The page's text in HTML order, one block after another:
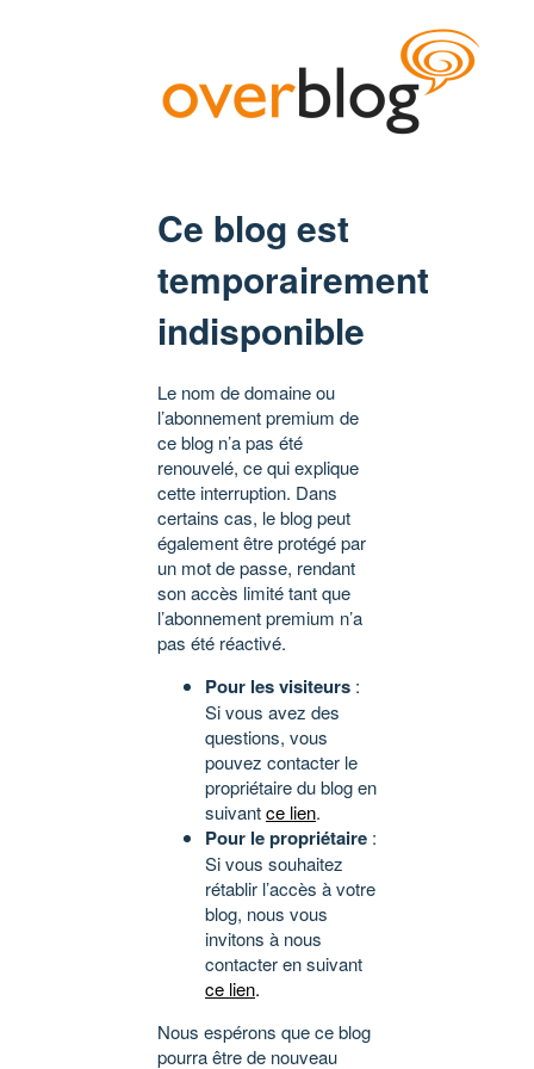
Ce blog est
temporairement
indisponible
Le nom de domaine ou
l’abonnement premium de
ce blog n’a pas été
renouvelé, ce qui explique
cette interruption. Dans
certains cas, le blog peut
également être protégé par
un mot de passe, rendant
son accès limité tant que
l’abonnement premium n’a
pas été réactivé.
Pour les visiteurs :
Si vous avez des
questions, vous
pouvez contacter le
propriétaire du blog en
suivantce lien.
Pour le propriétaire :
Si vous souhaitez
rétablir l’accès à votre
blog, nous vous
invitons à nous
contacter en suivant
ce lien.
Nous espérons que ce blog
pourra être de nouveau